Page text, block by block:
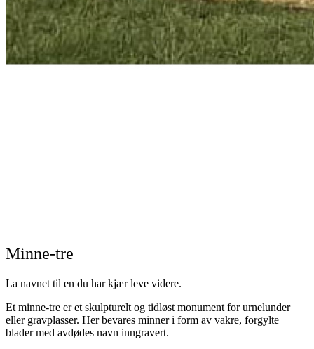
Minne-tre
La navnet til en du har kjær leve videre.
Et minne-tre er et skulpturelt og tidløst monument for urnelunder
eller gravplasser. Her bevares minner i form av vakre, forgylte
blader med avdødes navn inngravert.